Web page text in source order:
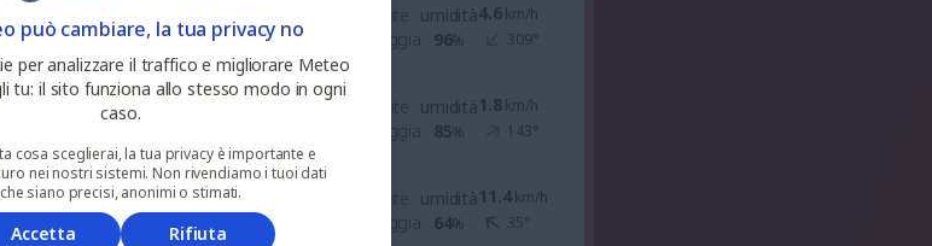
parzialmente nuvoloso
niente
pioggia
umidità
96%
4.6km/h
309°
niente
pioggia
umidità
85%
1.8km/h
143°
parzialmente nuvoloso
niente
pioggia
umidità
64%
11.4km/h
35°
può cambiare, la tua privacy no
per analizzare il traffico e migliorare Meteo
tu: il sito funziona allo stesso modo in ogni
caso.
cosa sceglierai, la tua privacy è importante e
nei nostri sistemi. Non rivendiamo i tuoi dati
che siano precisi, anonimi o stimati.
Accetta
Rifiuta